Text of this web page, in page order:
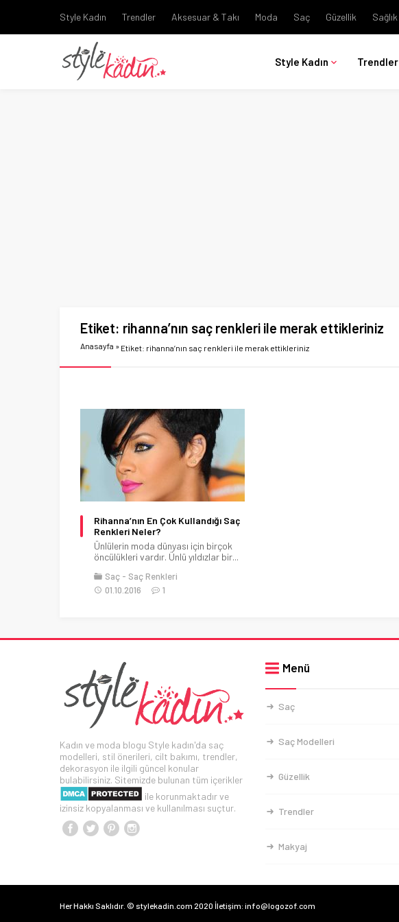
Style Kadın Trendler Aksesuar & Takı Moda Saç Güzellik Sağlık
Style Kadın Trendler
Etiket: rihanna’nın saç renkleri ile merak ettikleriniz
Anasayfa » Etiket: rihanna’nın saç renkleri ile merak ettikleriniz
Rihanna’nın En Çok Kullandığı Saç
Renkleri Neler?
Ünlülerin moda dünyası için birçok
öncülükleri vardır. Ünlü yıldızlar bir...
Saç
Saç Renkleri
01.10.2016
1
Kadın ve moda blogu Style kadın'da saç
modelleri, stil önerileri, cilt bakımı, trendler,
dekorasyon ile ilgili güncel konular
bulabilirsiniz. Sitemizde bulunan tüm içerikler
ile korunmaktadır ve
izinsiz kopyalanması ve kullanılması suçtur.
Menü
Saç
Saç Modelleri
Güzellik
Trendler
Makyaj
Her Hakkı Saklıdır. © stylekadin.com 2020 İletişim: info@logozof.com